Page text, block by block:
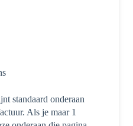
standaard onderaan
Als je maar 1